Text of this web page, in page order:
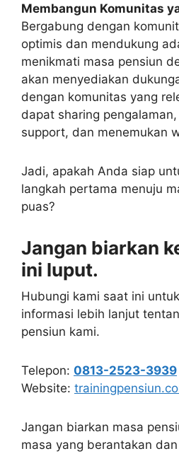
Membangun Komunitas
Bergabung dengan
optimis dan mendukung
menikmati masa pensiun
akan menyediakan
dengan komunitas yang
dapat sharing
support, dan menemukan
Jadi, apakah Anda siap
langkah pertama menuju
puas?
Jangan biarkan
ini luput.
Hubungi kami saat ini
informasi lebih lanjut
pensiun kami.
Telepon: 0813-2523-3939
Website:
Jangan biarkan masa
masa yang berantakan